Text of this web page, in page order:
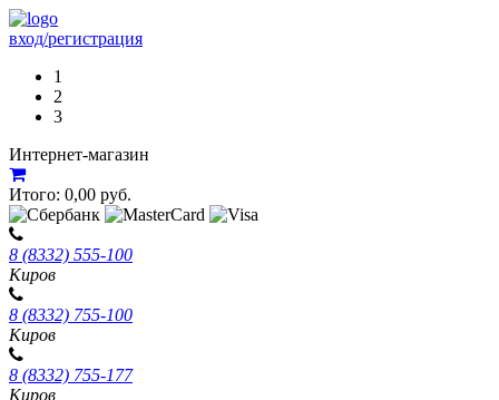
вход/регистрация
1
2
3
Интернет-магазин
Итого: 0,00 руб.
8 (8332) 555-100
Киров
8 (8332) 755-100
Киров
8 (8332) 755-177
Киров